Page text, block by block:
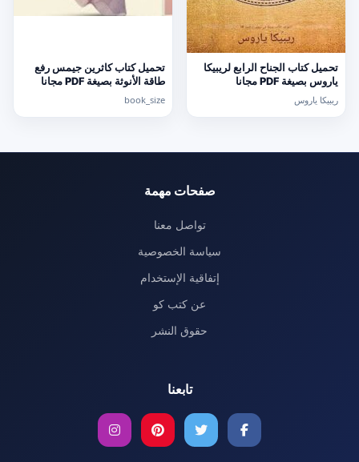
تحميل كتاب الجناح الرابع لريبيكا
ياروس بصيغة PDF مجانا
ريبيكا ياروس
تحميل كتاب كاثرين جيمس رفع
طاقة الأنوثة بصيغة PDF مجانا
book_size
صفحات مهمة
تواصل معنا
سياسة الخصوصية
إتفاقية الإستخدام
عن كتب كو
حقوق النشر
تابعنا